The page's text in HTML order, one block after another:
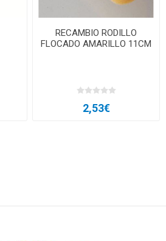
RECAMBIO RODILLO
FLOCADO AMARILLO 11CM
2,53€